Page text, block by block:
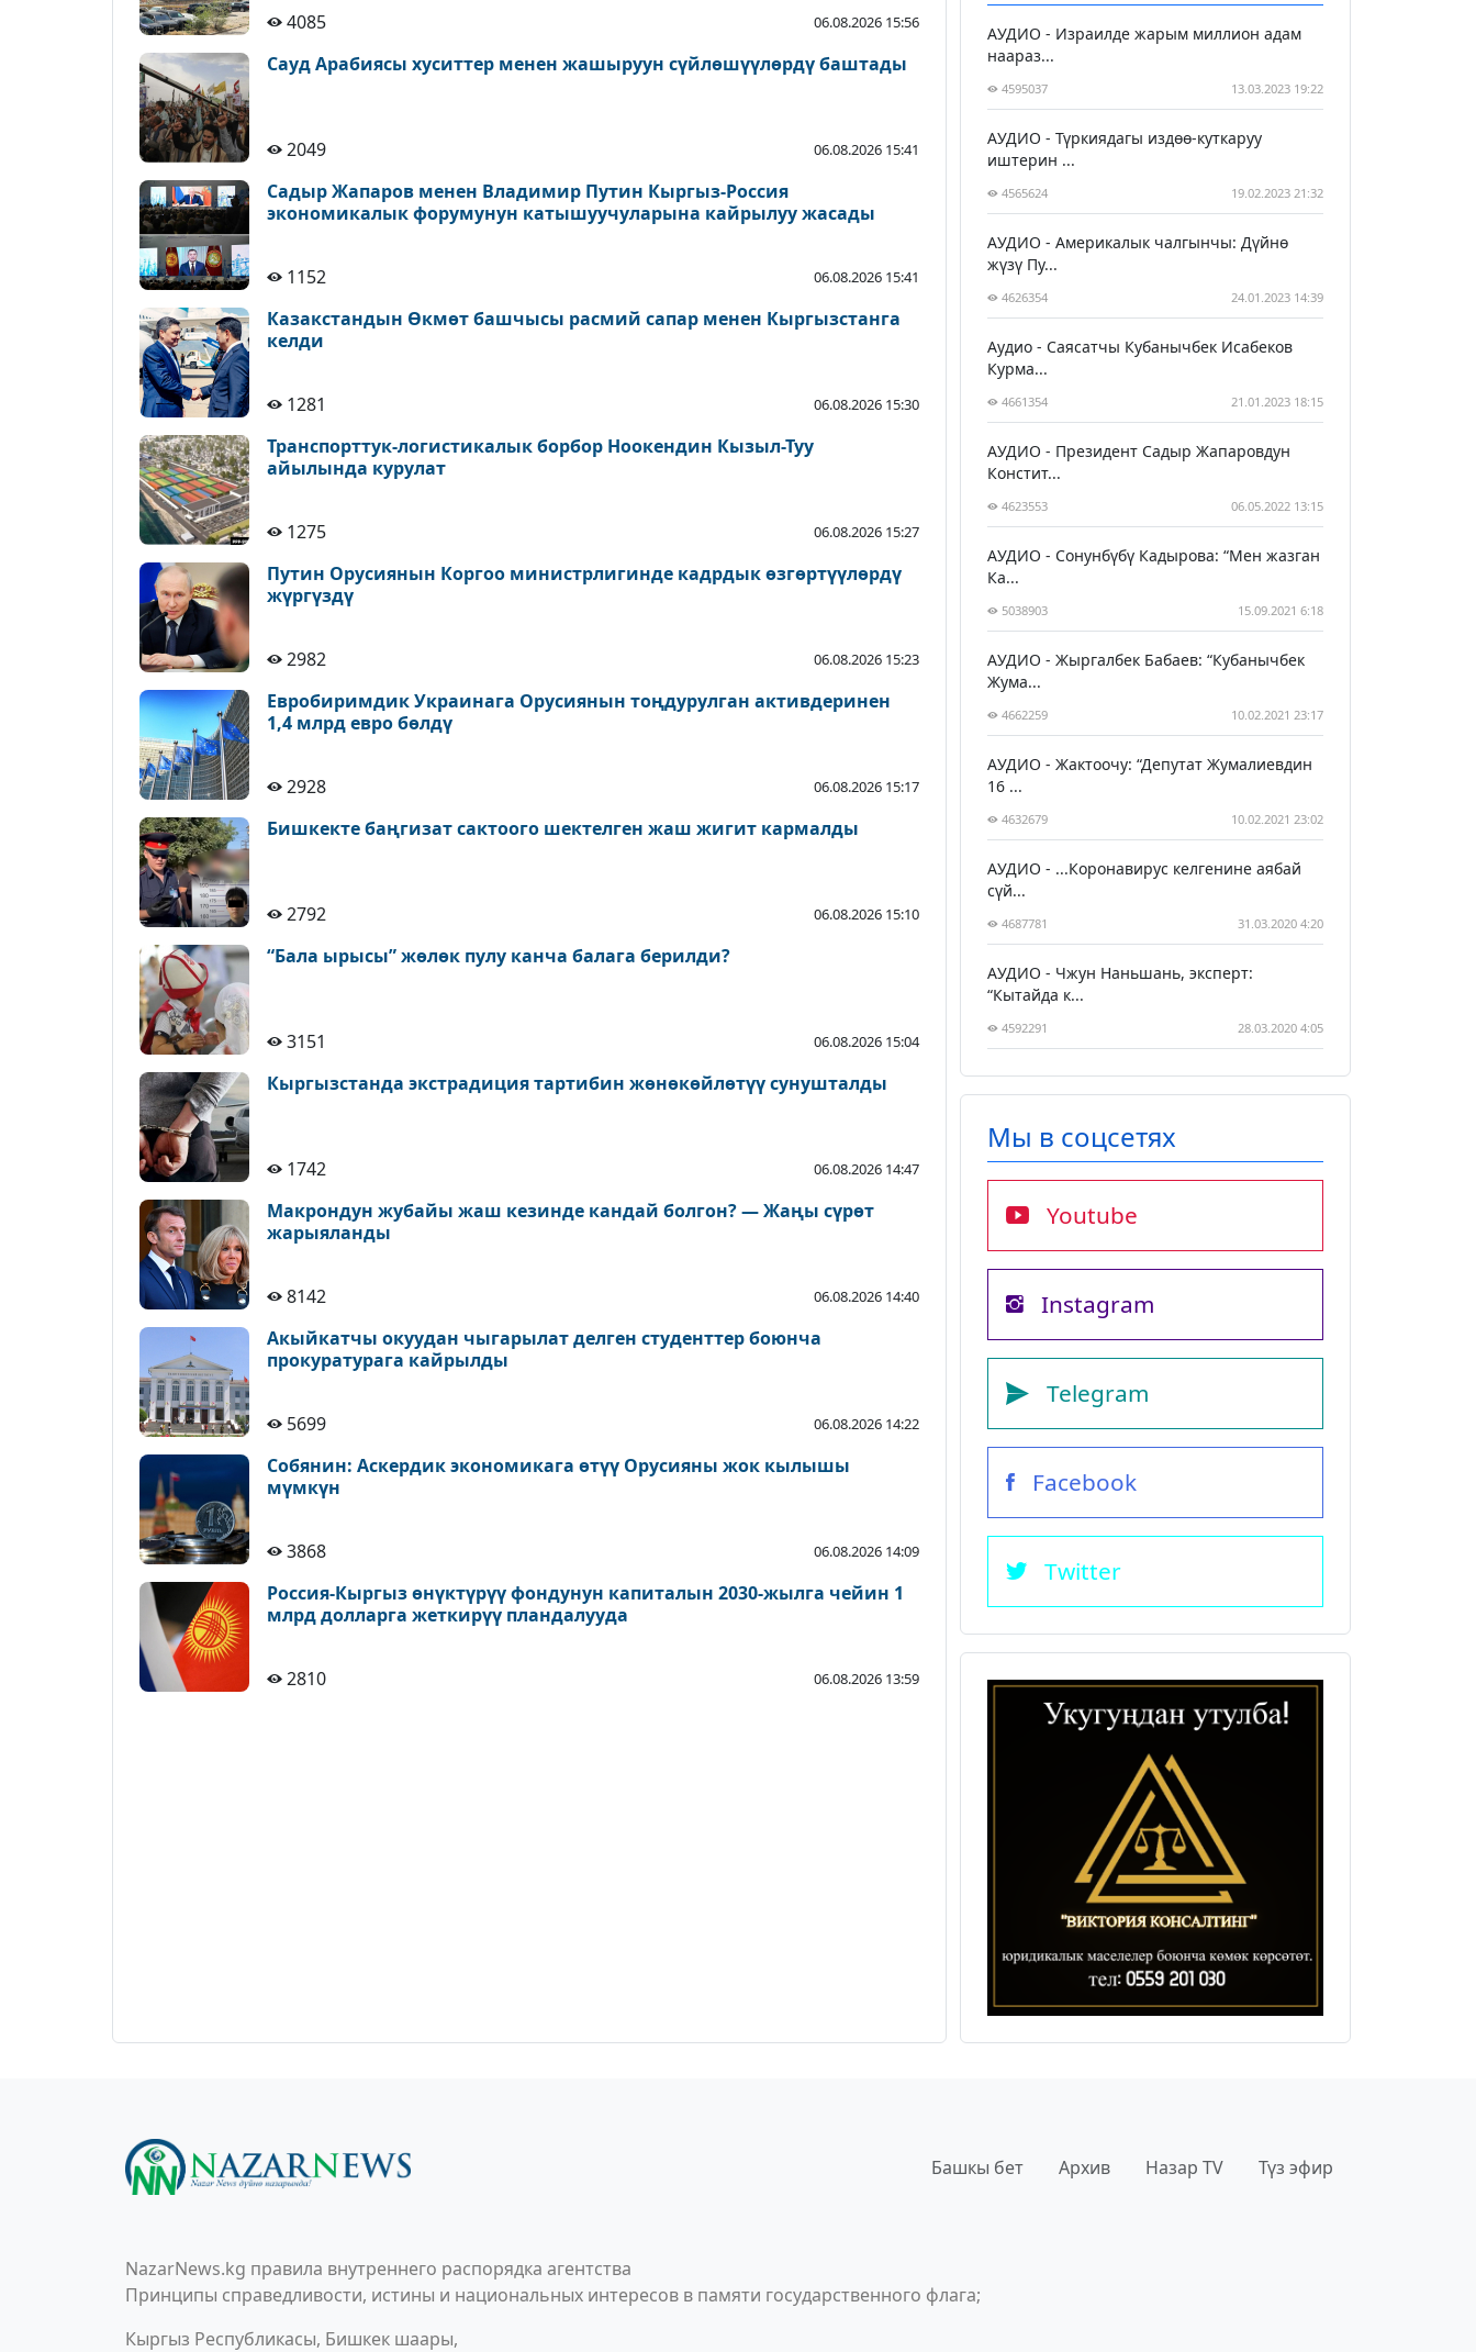
4085 06.08.2026 15:56
Сауд Арабиясы хуситтер менен жашыруун сүйлөшүүлөрдү баштады
2049 06.08.2026 15:41
Садыр Жапаров менен Владимир Путин Кыргыз-Россия
экономикалык форумунун катышуучуларына кайрылуу жасады
1152 06.08.2026 15:41
Казакстандын Өкмөт башчысы расмий сапар менен Кыргызстанга
келди
1281 06.08.2026 15:30
Транспорттук-логистикалык борбор Ноокендин Кызыл-Туу
айылында курулат
1275 06.08.2026 15:27
Путин Орусиянын Коргоо министрлигинде кадрдык өзгөртүүлөрдү
жүргүздү
2982 06.08.2026 15:23
Евробиримдик Украинага Орусиянын тоңдурулган активдеринен
1,4 млрд евро бөлдү
2928 06.08.2026 15:17
Бишкекте баңгизат сактоого шектелген жаш жигит кармалды
2792 06.08.2026 15:10
“Бала ырысы” жөлөк пулу канча балага берилди?
3151 06.08.2026 15:04
Кыргызстанда экстрадиция тартибин жөнөкөйлөтүү сунушталды
1742 06.08.2026 14:47
Макрондун жубайы жаш кезинде кандай болгон? — Жаңы сүрөт
жарыяланды
8142 06.08.2026 14:40
Акыйкатчы окуудан чыгарылат делген студенттер боюнча
прокуратурага кайрылды
5699 06.08.2026 14:22
Собянин: Аскердик экономикага өтүү Орусияны жок кылышы
мүмкүн
3868 06.08.2026 14:09
Россия-Кыргыз өнүктүрүү фондунун капиталын 2030-жылга чейин 1
млрд долларга жеткирүү пландалууда
2810 06.08.2026 13:59
АУДИО - Израилде жарым миллион адам
наараз...
4595037 13.03.2023 19:22
АУДИО - Түркиядагы издөө-куткаруу
иштерин ...
4565624 19.02.2023 21:32
АУДИО - Америкалык чалгынчы: Дүйнө
жүзү Пу...
4626354 24.01.2023 14:39
Аудио - Саясатчы Кубанычбек Исабеков
Курма...
4661354 21.01.2023 18:15
АУДИО - Президент Садыр Жапаровдун
Констит...
4623553 06.05.2022 13:15
АУДИО - Сонунбүбү Кадырова: “Мен жазган
Ка...
5038903 15.09.2021 6:18
АУДИО - Жыргалбек Бабаев: “Кубанычбек
Жума...
4662259 10.02.2021 23:17
АУДИО - Жактоочу: “Депутат Жумалиевдин
16 ...
4632679 10.02.2021 23:02
АУДИО - ...Коронавирус келгенине аябай
сүй...
4687781 31.03.2020 4:20
АУДИО - Чжун Наньшань, эксперт:
“Кытайда к...
4592291 28.03.2020 4:05
Мы в соцсетях
Youtube
Instagram
Telegram
Facebook
Twitter
Башкы бет Архив Назар TV Түз эфир
NazarNews.kg правила внутреннего распорядка агентства
Принципы справедливости, истины и национальных интересов в памяти государственного флага;
Кыргыз Республикасы, Бишкек шаары,